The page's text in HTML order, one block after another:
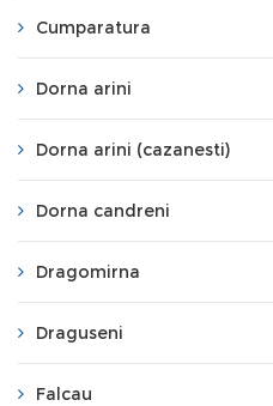
Cumparatura
Dorna arini
Dorna arini (cazanesti)
Dorna candreni
Dragomirna
Draguseni
Falcau